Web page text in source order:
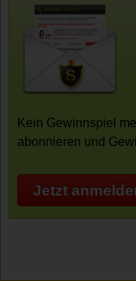
Kein Gewinnspiel
abonnieren und
Jetzt